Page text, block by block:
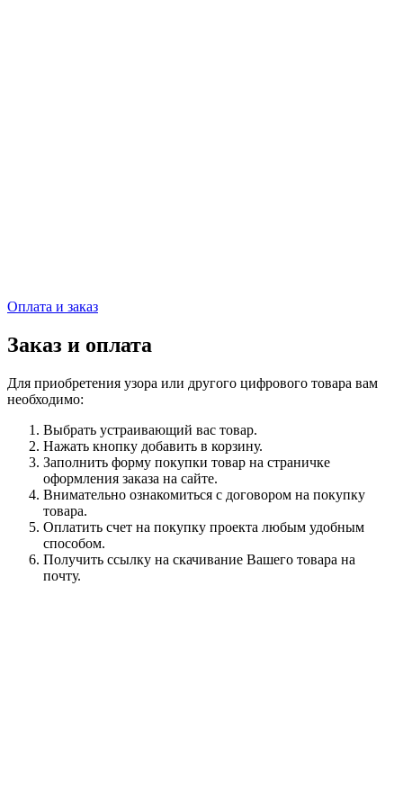
Оплата и заказ
Заказ и оплата
Для приобретения узора или другого цифрового товара вам
необходимо:
Выбрать устраивающий вас товар.
Нажать кнопку добавить в корзину.
Заполнить форму покупки товар на страничке
оформления заказа на сайте.
Внимательно ознакомиться с договором на покупку
товара.
Оплатить счет на покупку проекта любым удобным
способом.
Получить ссылку на скачивание Вашего товара на
почту.